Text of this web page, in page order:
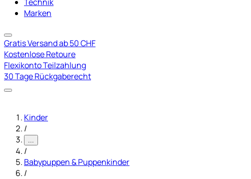
Marken
Gratis Versand ab 50 CHF
Kostenlose Retoure
Flexikonto Teilzahlung
30 Tage Rückgaberecht
Kinder
/
...
/
Babypuppen & Puppenkinder
/